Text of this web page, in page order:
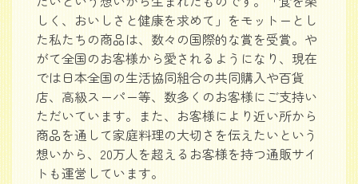
しく、おいしさと健康を求めて」をモットーとし
た私たちの商品は、数々の国際的な賞を受賞。や
がて全国のお客様から愛されるようになり、現在
では日本全国の生活協同組合の共同購入や百貨
店、高級スーパー等、数多くのお客様にご支持い
ただいています。また、お客様により近い所から
商品を通して家庭料理の大切さを伝えたいという
想いから、20万人を超えるお客様を持つ通販サイ
トも運営しています。